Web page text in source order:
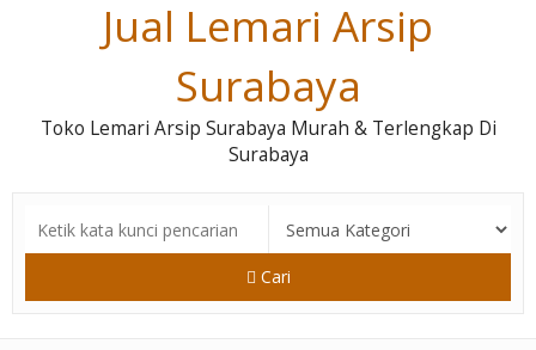
Jual Lemari Arsip
Surabaya
Toko Lemari Arsip Surabaya Murah & Terlengkap Di
Surabaya
Cari